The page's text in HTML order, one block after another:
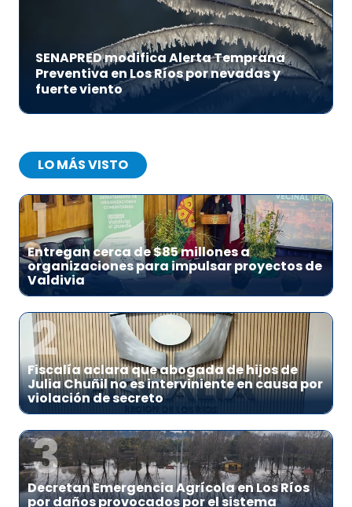
SENAPRED modifica Alerta Temprana
Preventiva en Los Ríos por nevadas y
fuerte viento
LO MÁS VISTO
1
Entregan cerca de $85 millones a
organizaciones para impulsar proyectos de
Valdivia
2
Fiscalía aclara que abogada de hijos de
Julia Chuñil no es interviniente en causa por
violación de secreto
3
Decretan Emergencia Agrícola en Los Ríos
por daños provocados por el sistema